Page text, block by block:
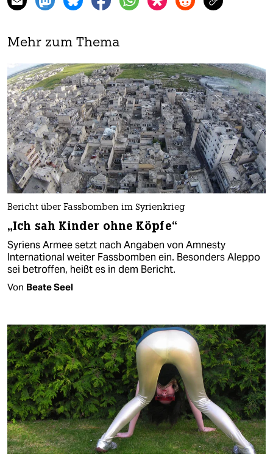
Mehr zum Thema
Bericht über Fassbomben im Syrienkrieg
„Ich sah Kinder ohne Köpfe“
Syriens Armee setzt nach Angaben von Amnesty
International weiter Fassbomben ein. Besonders Aleppo
sei betroffen, heißt es in dem Bericht.
Von Beate Seel